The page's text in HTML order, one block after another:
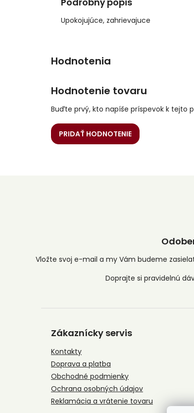
Upokojujúce, zahrievajuce
Hodnotenie tovaru
Buďte prvý, kto napíše príspevok k tejto
PRIDAŤ HODNOTENIE
Vložte svoj e-mail a my Vám budeme
Zákaznícky servis
Kontakty
Doprava a platba
Obchodné podmienky
Ochrana osobných údajov
Reklamácia a vrátenie tovaru